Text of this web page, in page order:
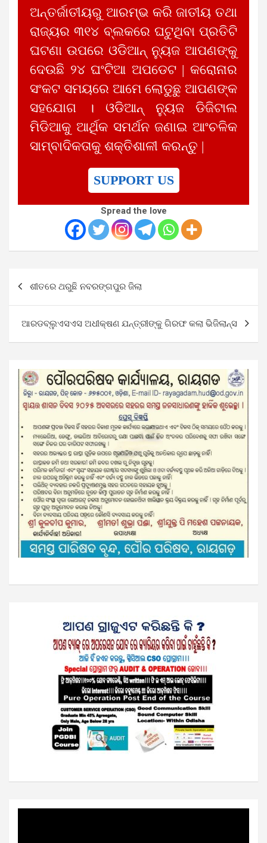
ଅନ୍ତର୍ଜାତୀୟରୁ ଆରମ୍ଭ କରି ଜାତୀୟ ତଥା
ରାଜ୍ୟର ୩୧୪ ବ୍ଲକରେ ଘଟୁଥିବା ପ୍ରତିଟି
ଘଟଣା ଉପରେ ଓଡିଆନ୍ ନ୍ୟୁଜ ଆପଣଙ୍କୁ
ଦେଉଛି ୨୪ ଘଂଟିଆ ଅପଡେଟ | କରୋନାର
ସଂକଟ ସମୟରେ ଆମେ ଲୋଡୁଛୁ ଆପଣଙ୍କ
ସହଯୋଗ । ଓଡିଆନ୍ ନ୍ୟୁଜ ଡିଜିଟାଲ
ମିଡିଆକୁ ଆର୍ଥିକ ସମର୍ଥନ ଜଣାଇ ଆଂଚଳିକ
ସାମ୍ବାଦିକତାକୁ ଶକ୍ତିଶାଳୀ କରନ୍ତୁ |
SUPPORT US
Spread the love
navigation
ଶୀତରେ ଥରୁଛି ନବରଙ୍ଗପୁର ଜିଲା
ଆରଡବ୍ଲୁଏସଏସ ଅଧୀକ୍ଷଣ ଯନ୍ତ୍ରୀଙ୍କୁ ଗିରଫ କଲା ଭିଜିଲାନ୍ସ